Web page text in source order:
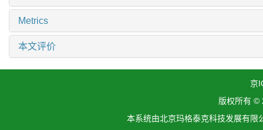
Metrics
本文评价
京
版权所有 ©
本系统由北京玛格泰克科技发展有